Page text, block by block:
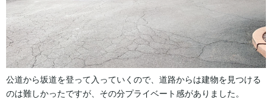
公道から坂道を登って入っていくので、道路からは建物を見つける
のは難しかったですが、その分プライベート感がありました。